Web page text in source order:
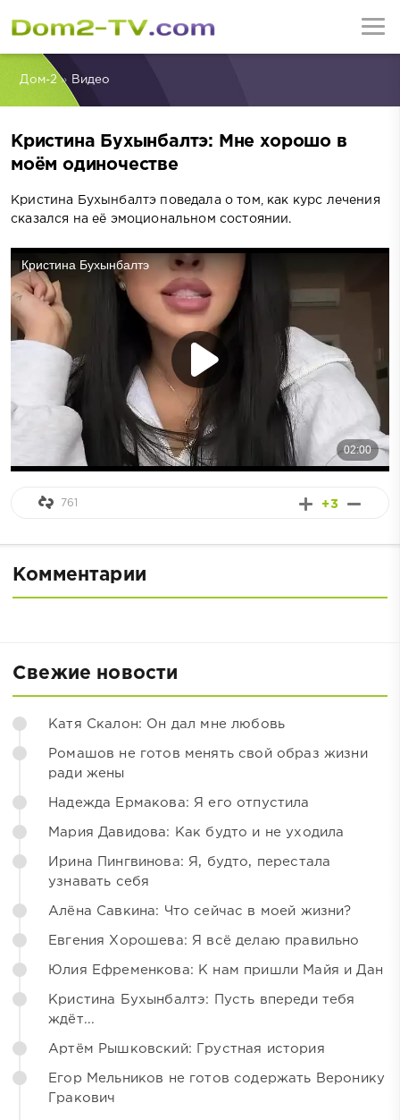
Дом-2» Видео
Кристина Бухынбалтэ: Мне хорошо в
моём одиночестве
Кристина Бухынбалтэ поведала о том, как курс лечения
сказался на её эмоциональном состоянии.
+3
761
Комментарии
Свежие новости
Катя Скалон: Он дал мне любовь
Ромашов не готов менять свой образ жизни
ради жены
Надежда Ермакова: Я его отпустила
Мария Давидова: Как будто и не уходила
Ирина Пингвинова: Я, будто, перестала
узнавать себя
Алёна Савкина: Что сейчас в моей жизни?
Евгения Хорошева: Я всё делаю правильно
Юлия Ефременкова: К нам пришли Майя и Дан
Кристина Бухынбалтэ: Пусть впереди тебя
ждёт...
Артём Рышковский: Грустная история
Егор Мельников не готов содержать Веронику
Гракович